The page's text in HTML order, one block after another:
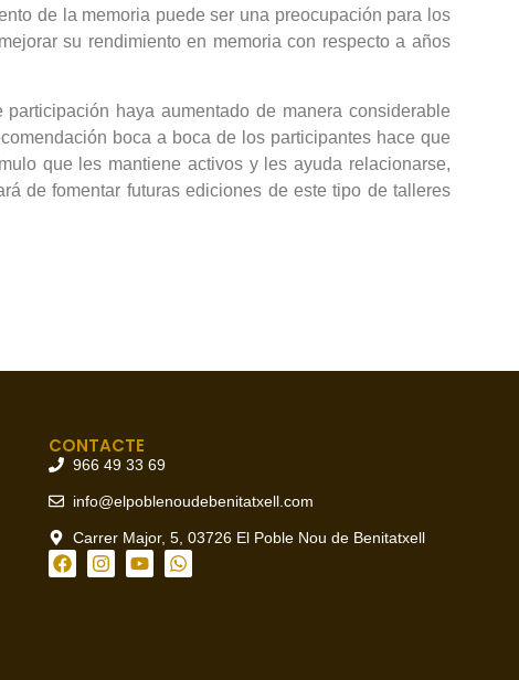
de la memoria puede ser una preocupación para los
su rendimiento en memoria con respecto a años
haya aumentado de manera considerable
boca a boca de los participantes hace que
que les mantiene activos y les ayuda relacionarse,
de fomentar futuras ediciones de este tipo de talleres
CONTACTE
966 49 33 69
info@elpoblenoudebenitatxell.com
Carrer Major, 5, 03726 El Poble Nou de Benitatxell